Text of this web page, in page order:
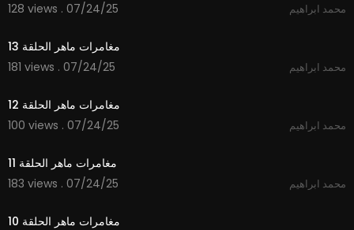
128 views . 07/24/25
محمد ابراهيم
مغامرات ماهر الحلقة 13
181 views . 07/24/25
محمد ابراهيم
مغامرات ماهر الحلقة 12
100 views . 07/24/25
محمد ابراهيم
مغامرات ماهر الحلقة 11
183 views . 07/24/25
محمد ابراهيم
مغامرات ماهر الحلقة 10